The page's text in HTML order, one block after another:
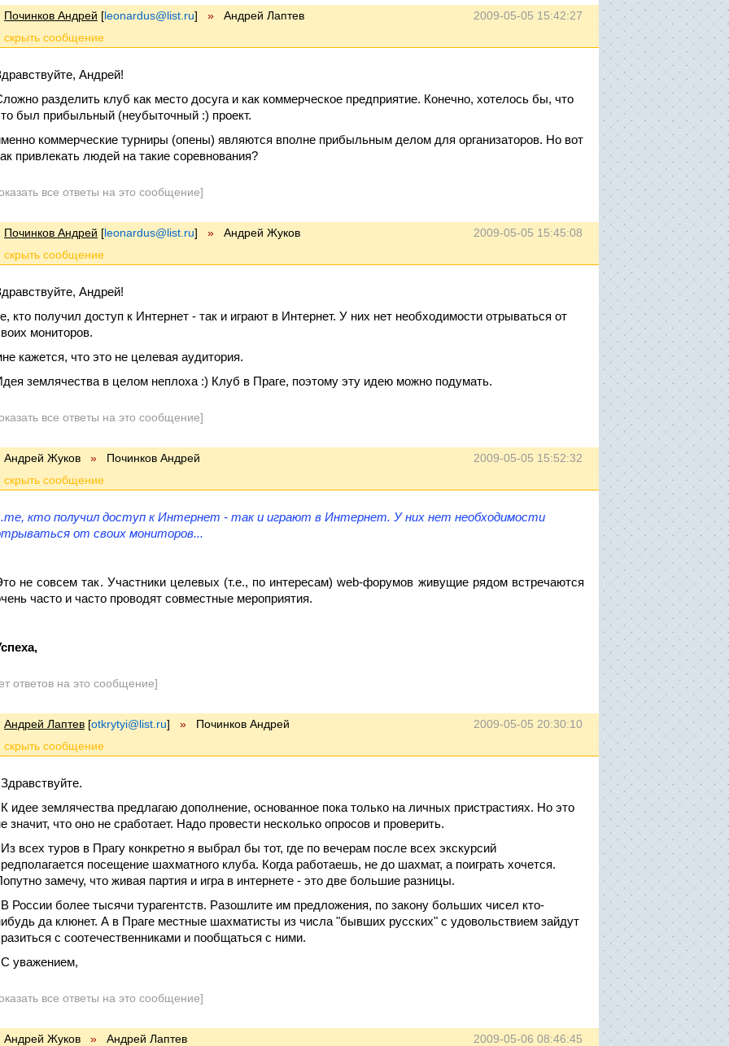
2009-05-05 15:42:27
Починков Андрей [leonardus@list.ru] » Андрей Лаптев
Андрей!
разделить клуб как место досуга и как коммерческое предприятие. Конечно, хотелось бы, что
был прибыльный (неубыточный :) проект.
коммерческие турниры (опены) являются вполне прибыльным делом для организаторов. Но вот
привлекать людей на такие соревнования?
все ответы на это сообщение]
2009-05-05 15:45:08
Починков Андрей [leonardus@list.ru] » Андрей Жуков
Андрей!
кто получил доступ к Интернет - так и играют в Интернет. У них нет необходимости отрываться от
мониторов.
кажется, что это не целевая аудитория.
землячества в целом неплоха :) Клуб в Праге, поэтому эту идею можно подумать.
все ответы на это сообщение]
2009-05-05 15:52:32
Андрей Жуков » Починков Андрей
кто получил доступ к Интернет - так и играют в Интернет. У них нет необходимости
от своих мониторов...
не совсем так. Участники целевых (т.е., по интересам) web-форумов живущие рядом встречаются
часто и часто проводят совместные мероприятия.
ответов на это сообщение]
2009-05-05 20:30:10
Андрей Лаптев [otkrytyi@list.ru] » Починков Андрей
идее землячества предлагаю дополнение, основанное пока только на личных пристрастиях. Но это
значит, что оно не сработает. Надо провести несколько опросов и проверить.
всех туров в Прагу конкретно я выбрал бы тот, где по вечерам после всех экскурсий
посещение шахматного клуба. Когда работаешь, не до шахмат, а поиграть хочется.
замечу, что живая партия и игра в интернете - это две большие разницы.
России более тысячи турагентств. Разошлите им предложения, по закону больших чисел кто-
да клюнет. А в Праге местные шахматисты из числа "бывших русских" с удовольствием зайдут
с соотечественниками и пообщаться с ними.
уважением,
все ответы на это сообщение]
2009-05-06 08:46:45
Андрей Жуков » Андрей Лаптев